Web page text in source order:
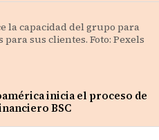
inicia el proceso de
BSC